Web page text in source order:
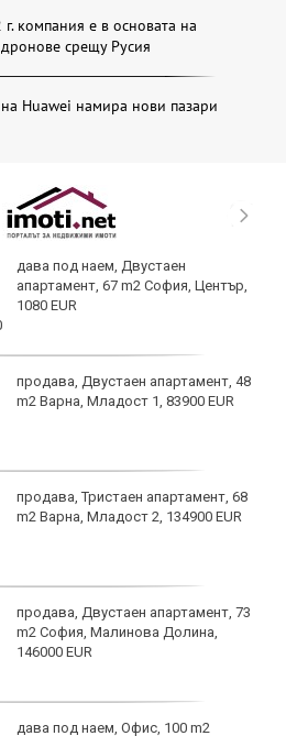
компания е в основата на
срещу Русия
Huawei намира нови пазари
дава под наем, Двустаен
апартамент, 67 m2 София, Център,
1080 EUR
продава, Двустаен апартамент, 48
m2 Варна, Младост 1, 83900 EUR
продава, Тристаен апартамент, 68
m2 Варна, Младост 2, 134900 EUR
продава, Двустаен апартамент, 73
m2 София, Малинова Долина,
146000 EUR
дава под наем, Офис, 100 m2